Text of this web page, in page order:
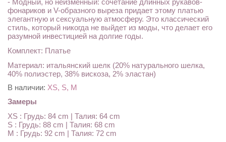
фонариков и V-образного выреза придает этому платью
элегантную и сексуальную атмосферу. Это классический
стиль, который никогда не выйдет из моды, что делает его
разумной инвестицией на долгие годы.
Комплект: Платье
Материал: итальянский шелк (20% натурального шелка,
40% полиэстер, 38% вискоза, 2% эластан)
В наличии: XS, S, M
Замеры
XS : Грудь: 84 cm | Талия: 64 cm
S : Грудь: 88 cm | Талия: 68 cm
M : Грудь: 92 cm | Талия: 72 cm